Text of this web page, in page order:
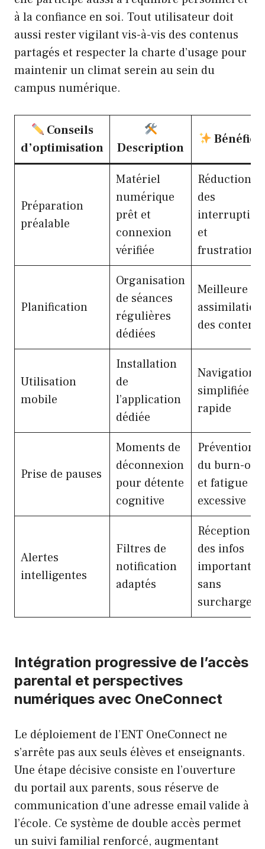
à la confiance en soi. Tout utilisateur doit
aussi rester vigilant vis-à-vis des contenus
partagés et respecter la charte d’usage pour
maintenir un climat serein au sein du
campus numérique.
Conseils
d’optimisation
Description
Préparation
préalable
Matériel
numérique
prêt et
connexion
vérifiée
Réduction
des
et
frustrations
Planification
Organisation
de séances
régulières
dédiées
Meilleure
assimilation
des
Utilisation
mobile
Installation
de
l’application
dédiée
Navigation
simplifiée et
rapide
Prise de pauses
Moments de
déconnexion
pour détente
cognitive
Prévention
du burn-out
et fatigue
excessive
Alertes
intelligentes
Filtres de
notification
adaptés
Réception
des infos
importantes
sans
surcharge
Intégration progressive de l’accès
parental et perspectives
numériques avec OneConnect
Le déploiement de l’ENT OneConnect ne
s’arrête pas aux seuls élèves et enseignants.
Une étape décisive consiste en l’ouverture
du portail aux parents, sous réserve de
communication d’une adresse email valide à
l’école. Ce système de double accès permet
un suivi familial renforcé, augmentant